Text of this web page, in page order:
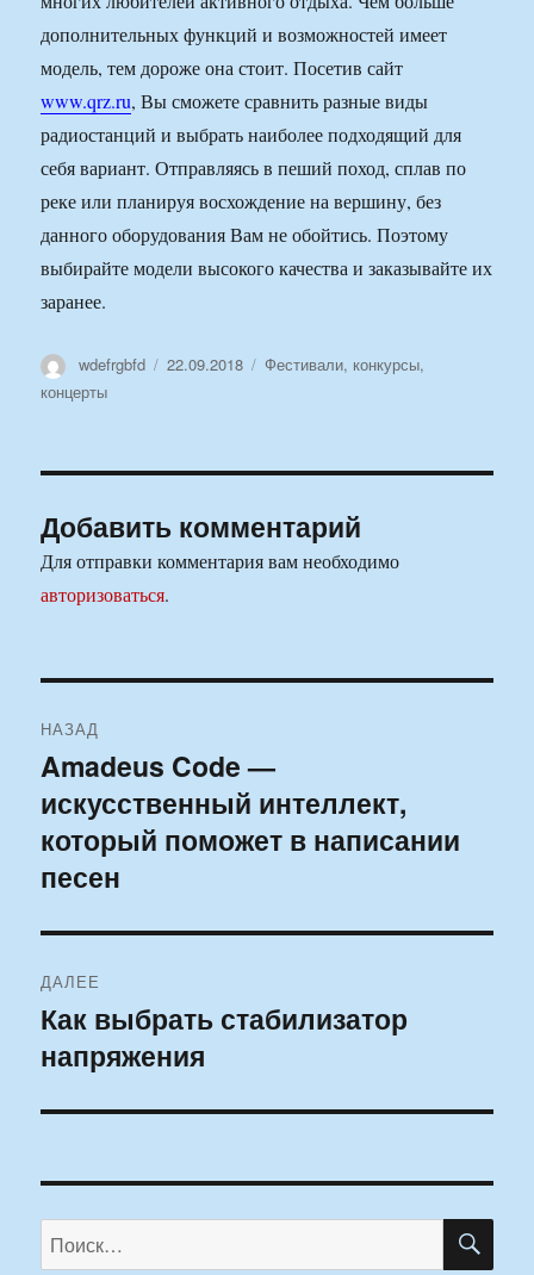
дополнительных функций и возможностей имеет
модель, тем дороже она стоит. Посетив сайт
www.qrz.ru, Вы сможете сравнить разные виды
радиостанций и выбрать наиболее подходящий для
себя вариант. Отправляясь в пеший поход, сплав по
реке или планируя восхождение на вершину, без
данного оборудования Вам не обойтись. Поэтому
выбирайте модели высокого качества и заказывайте их
заранее.
Автор
wdefrgbfd Опубликовано
22.09.2018 Рубрики
Фестивали, конкурсы,
концерты
Добавить комментарий
Для отправки комментария вам необходимо
авторизоваться.
по
записям
НАЗАД
Предыдущая
запись:
Amadeus Code —
искусственный интеллект,
который поможет в написании
песен
ДАЛЕЕ
Следующая
запись:
Как выбрать стабилизатор
напряжения
Искать: